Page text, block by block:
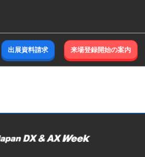
出展資料請求 来場登録開始の案内